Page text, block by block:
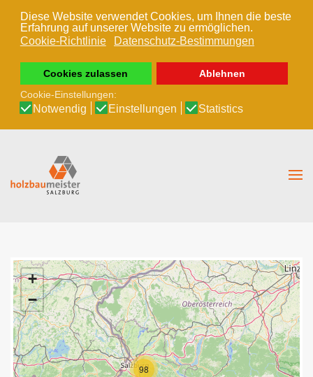
Diese Website verwendet Cookies, um Ihnen die beste
Erfahrung auf unserer Website zu ermöglichen.
Cookie-Richtlinie
Datenschutz-Bestimmungen
Cookies zulassen
Ablehnen
Cookie-Einstellungen:
Notwendig Einstellungen Statistics
Zum Hauptinhalt springen
98
+
−